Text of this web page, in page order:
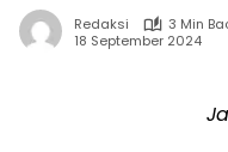
Redaksi
3 Min
18 September 2024